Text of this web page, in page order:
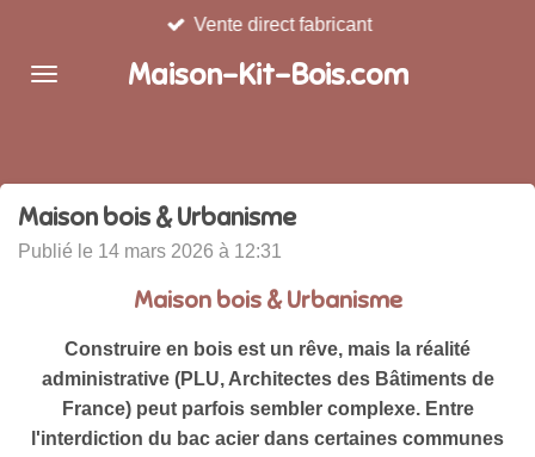
contenu
Maison-Kit-Bois.com
Vente direct fabricant
Maison bois & Urbanisme
Publié le 14 mars 2026 à 12:31
Maison bois & Urbanisme
Construire en bois est un rêve, mais la réalité
administrative (PLU, Architectes des Bâtiments de
France) peut parfois sembler complexe. Entre
l'interdiction du bac acier dans certaines communes